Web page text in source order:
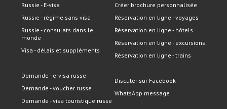
Russie - E-visa
Russie - régime sans visa
Russie - consulats dans le
monde
Visa - délais et suppléments
Demande - e-visa russe
Demande - voucher russe
Demande - visa touristique russe
Créer brochure personnalisée
Réservation en ligne - voyages
Réservation en ligne - hôtels
Réservation en ligne - excursions
Réservation en ligne - trains
Discuter sur Facebook
WhatsApp message